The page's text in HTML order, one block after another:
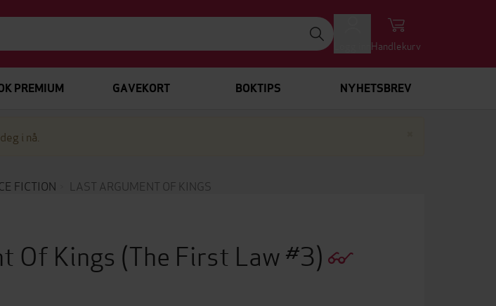
Handlekurv
PREMIUM GAVEKORT BOKTIPS NYHETSBREV
i nå.
FICTION LAST ARGUMENT OF KINGS
Of Kings (The First Law #3)